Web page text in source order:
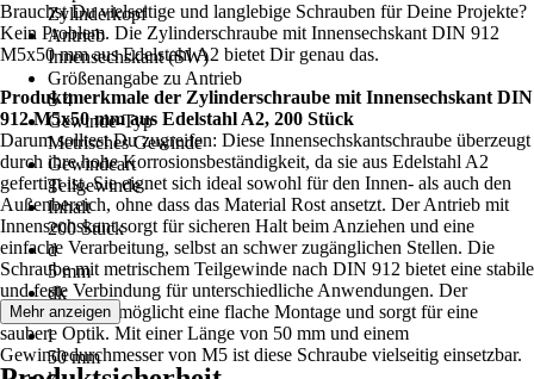
Zylinderkopf
Antrieb
Innensechskant (SW)
Größenangabe zu Antrieb
S 4
Gewinde-Typ
Metrisches Gewinde
Gewindeart
Teilgewinde
Inhalt
200 Stück
d
5 mm
dk
8,5 mm
l
50 mm
Brauchst Du vielseitige und langlebige Schrauben für Deine Projekte?
Kein Problem. Die Zylinderschraube mit Innensechskant DIN 912
M5x50 mm aus Edelstahl A2 bietet Dir genau das.
Produktmerkmale der Zylinderschraube mit Innensechskant DIN
912 M5x50 mm aus Edelstahl A2, 200 Stück
Darum solltest Du zugreifen: Diese Innensechskantschraube überzeugt
durch ihre hohe Korrosionsbeständigkeit, da sie aus Edelstahl A2
gefertigt ist. Sie eignet sich ideal sowohl für den Innen- als auch den
Außenbereich, ohne dass das Material Rost ansetzt. Der Antrieb mit
Innensechskant sorgt für sicheren Halt beim Anziehen und eine
einfache Verarbeitung, selbst an schwer zugänglichen Stellen. Die
Schraube mit metrischem Teilgewinde nach DIN 912 bietet eine stabile
und feste Verbindung für unterschiedliche Anwendungen. Der
Zylinderkopf ermöglicht eine flache Montage und sorgt für eine
saubere Optik. Mit einer Länge von 50 mm und einem
Gewindedurchmesser von M5 ist diese Schraube vielseitig einsetzbar.
Mehr anzeigen